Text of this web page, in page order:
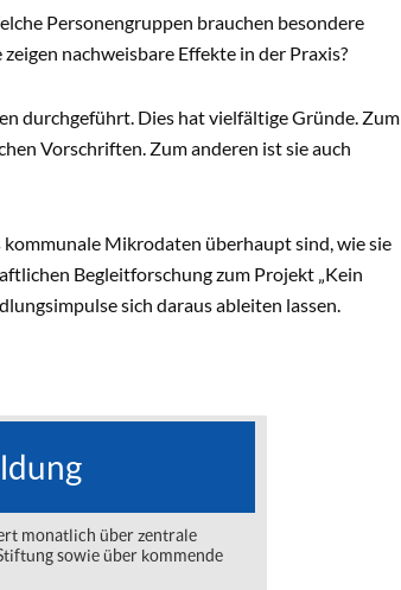
Personengruppen brauchen besondere
nachweisbare Effekte in der Praxis?
durchgeführt. Dies hat vielfältige Gründe. Zum
Vorschriften. Zum anderen ist sie auch
Mikrodaten überhaupt sind, wie sie
Begleitforschung zum Projekt „Kein
sich daraus ableiten lassen.
monatlich über zentrale
sowie über kommende